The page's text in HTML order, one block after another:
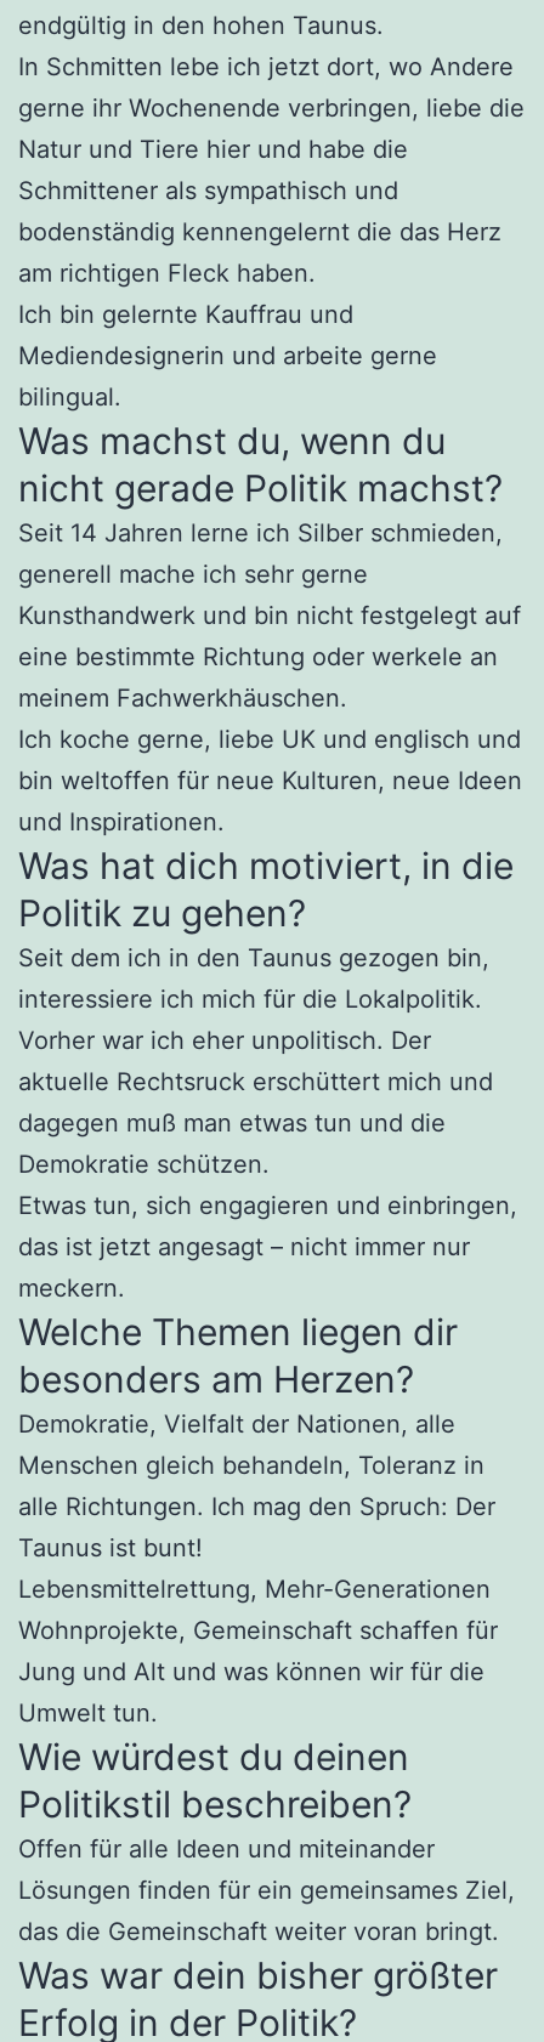
endgültig in den hohen Taunus.
In Schmitten lebe ich jetzt dort, wo Andere
gerne ihr Wochenende verbringen, liebe die
Natur und Tiere hier und habe die
Schmittener als sympathisch und
bodenständig kennengelernt die das Herz
am richtigen Fleck haben.
Ich bin gelernte Kauffrau und
Mediendesignerin und arbeite gerne
bilingual.
Was machst du, wenn du
nicht gerade Politik machst?
Seit 14 Jahren lerne ich Silber schmieden,
generell mache ich sehr gerne
Kunsthandwerk und bin nicht festgelegt auf
eine bestimmte Richtung oder werkele an
meinem Fachwerkhäuschen.
Ich koche gerne, liebe UK und englisch und
bin weltoffen für neue Kulturen, neue Ideen
und Inspirationen.
Was hat dich motiviert, in die
Politik zu gehen?
Seit dem ich in den Taunus gezogen bin,
interessiere ich mich für die Lokalpolitik.
Vorher war ich eher unpolitisch. Der
aktuelle Rechtsruck erschüttert mich und
dagegen muß man etwas tun und die
Demokratie schützen.
Etwas tun, sich engagieren und einbringen,
das ist jetzt angesagt – nicht immer nur
meckern.
Welche Themen liegen dir
besonders am Herzen?
Demokratie, Vielfalt der Nationen, alle
Menschen gleich behandeln, Toleranz in
alle Richtungen. Ich mag den Spruch: Der
Taunus ist bunt!
Lebensmittelrettung, Mehr-Generationen
Wohnprojekte, Gemeinschaft schaffen für
Jung und Alt und was können wir für die
Umwelt tun.
Wie würdest du deinen
Politikstil beschreiben?
Offen für alle Ideen und miteinander
Lösungen finden für ein gemeinsames Ziel,
das die Gemeinschaft weiter voran bringt.
Was war dein bisher größter
Erfolg in der Politik?